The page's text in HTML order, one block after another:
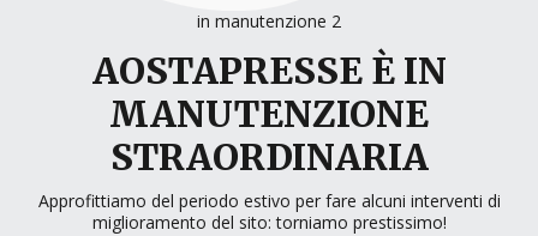
in manutenzione 2
AOSTAPRESSE È IN
MANUTENZIONE
STRAORDINARIA
Approfittiamo del periodo estivo per fare alcuni interventi di
miglioramento del sito: torniamo prestissimo!